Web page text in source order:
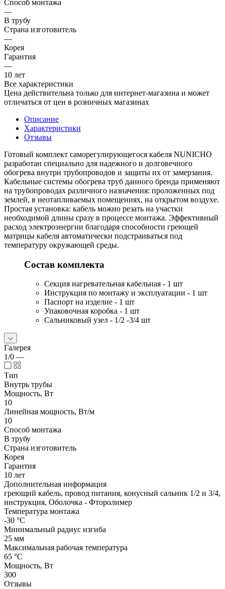
Способ монтажа
—
В трубу
Страна изготовитель
—
Корея
Гарантия
—
10 лет
Все характеристики
Цена действительна только для интернет-магазина и может
отличаться от цен в розничных магазинах
Описание
Характеристики
Отзывы
Готовый комплект саморегулирующегося кабеля NUNICHO
разработан специально для надежного и долговечного
обогрева внутри трубопроводов и защиты их от замерзания.
Кабельные системы обогрева труб данного бренда применяют
на трубопроводах различного назначения: проложенных под
землей, в неотапливаемых помещениях, на открытом воздухе.
Простая установка: кабель можно резать на участки
необходимой длины сразу в процессе монтажа. Эффективный
расход электроэнергии благодаря способности греющей
матрицы кабеля автоматически подстраиваться под
температуру окружающей среды.
Состав комплекта
Секция нагревательная кабельная - 1 шт
Инструкция по монтажу и эксплуатации - 1 шт
Паспорт на изделие - 1 шт
Упаковочная коробка - 1 шт
Сальниковый узел - 1/2 -3/4 шт
Галерея
1/0 —
Тип
Внутрь трубы
Мощность, Вт
10
Линейная мощность, Вт/м
10
Способ монтажа
В трубу
Страна изготовитель
Корея
Гарантия
10 лет
Дополнительная информация
греющий кабель, провод питания, конусный сальник 1/2 и 3/4,
инструкция, Оболочка - Фторолимер
Температура монтажа
-30 °С
Минимальный радиус изгиба
25 мм
Максимальная рабочая температура
65 °C
Мощность, Вт
300
Отзывы